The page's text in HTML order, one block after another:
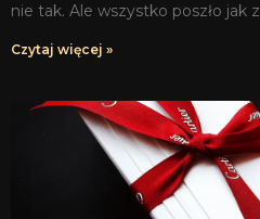
nie tak. Ale wszystko poszło jak z
Czytaj więcej »